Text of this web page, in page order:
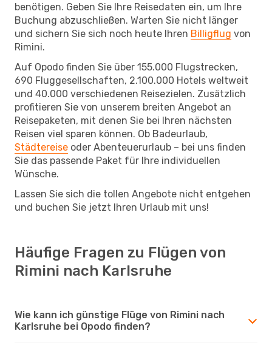
benötigen. Geben Sie Ihre Reisedaten ein, um Ihre
Buchung abzuschließen. Warten Sie nicht länger
und sichern Sie sich noch heute Ihren Billigflug von
Rimini.
Auf Opodo finden Sie über 155.000 Flugstrecken,
690 Fluggesellschaften, 2.100.000 Hotels weltweit
und 40.000 verschiedenen Reisezielen. Zusätzlich
profitieren Sie von unserem breiten Angebot an
Reisepaketen, mit denen Sie bei Ihren nächsten
Reisen viel sparen können. Ob Badeurlaub,
Städtereise oder Abenteuerurlaub – bei uns finden
Sie das passende Paket für Ihre individuellen
Wünsche.
Lassen Sie sich die tollen Angebote nicht entgehen
und buchen Sie jetzt Ihren Urlaub mit uns!
Häufige Fragen zu Flügen von
Rimini nach Karlsruhe
Wie kann ich günstige Flüge von Rimini nach
Karlsruhe bei Opodo finden?